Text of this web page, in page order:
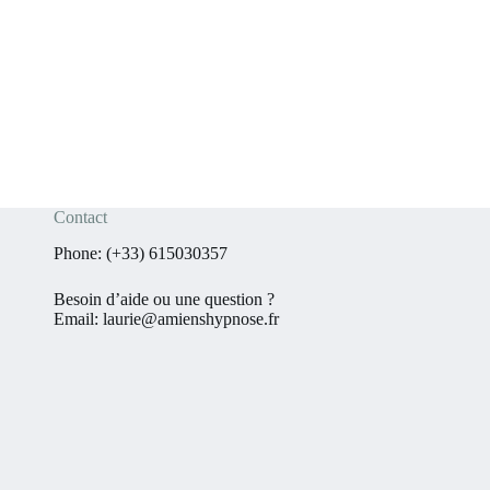
Contact
Phone: (+33) 615030357
Besoin d’aide ou une question ?
Email: laurie@amienshypnose.fr